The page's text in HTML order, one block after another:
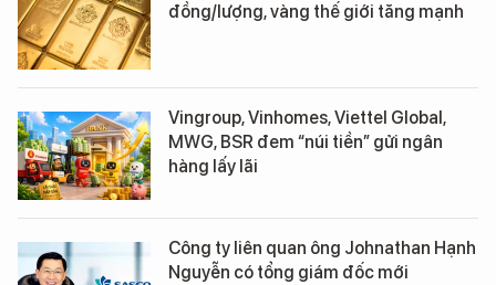
đồng/lượng, vàng thế giới tăng mạnh
Vingroup, Vinhomes, Viettel Global,
MWG, BSR đem “núi tiền” gửi ngân
hàng lấy lãi
Công ty liên quan ông Johnathan Hạnh
Nguyễn có tổng giám đốc mới